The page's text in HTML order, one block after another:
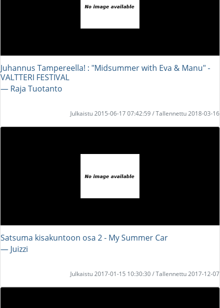
Juhannus Tampereella! : "Midsummer with Eva & Manu" -
VALTTERI FESTIVAL
― Raja Tuotanto
Julkaistu 2015-06-17 07:42:59 / Tallennettu 2018-03-16
Satsuma kisakuntoon osa 2 - My Summer Car
― Juizzi
Julkaistu 2017-01-15 10:30:30 / Tallennettu 2017-12-07